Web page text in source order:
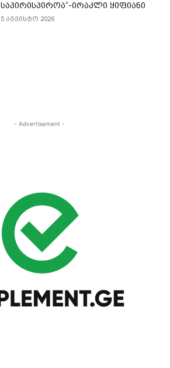
საპირისპიროა“-ირაკლი ყიფიანი
5 აგვისტო 2026
- Advertisement -